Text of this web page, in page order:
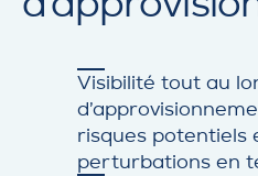
Visibilité tout au
risques potentiels
perturbations en